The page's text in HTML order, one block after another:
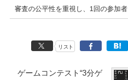
審査の公平性を重視し、1回の参加
リスト
ゲームコンテスト“3分ゲ